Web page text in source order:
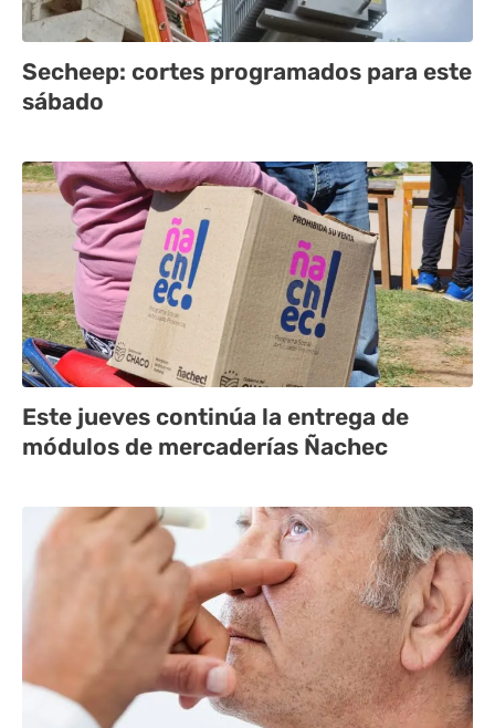
Secheep: cortes programados para este
sábado
Este jueves continúa la entrega de
módulos de mercaderías Ñachec